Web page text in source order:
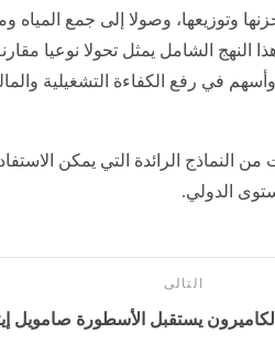
وتوزيعها، وصولا إلى جمع المياه
النهج الشامل يمثل تحولا نوعيا
في رفع الكفاءة التشغيلية
النماذج الرائدة التي يمكن
الدولي.
التالى
يستقبل الأسطورة صامويل